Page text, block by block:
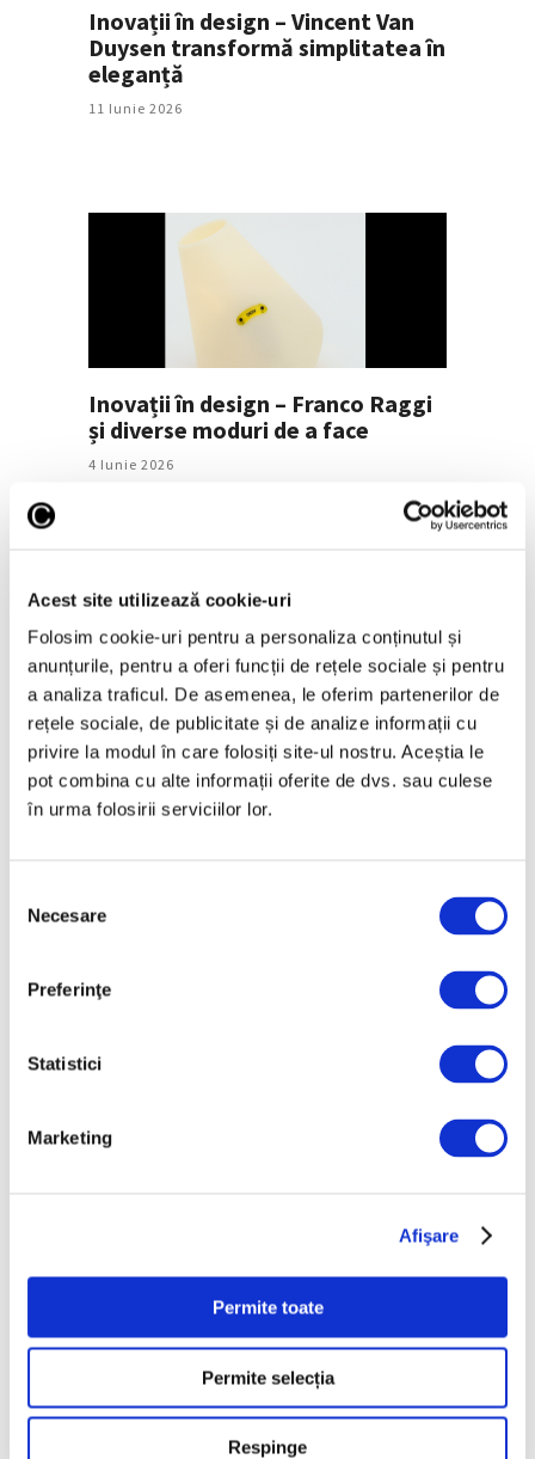
Acest site utilizează cookie-uri
Folosim cookie-uri pentru a personaliza conținutul și
anunțurile, pentru a oferi funcții de rețele sociale și pentru
a analiza traficul. De asemenea, le oferim partenerilor de
rețele sociale, de publicitate și de analize informații cu
privire la modul în care folosiți site-ul nostru. Aceștia le
pot combina cu alte informații oferite de dvs. sau culese
în urma folosirii serviciilor lor.
consimțământului
Necesare
Preferinţe
Statistici
Marketing
Afişare
Permite toate
Permite selecția
Respinge
Inovații în design – Vincent Van
Duysen transformă simplitatea în
eleganță
11 Iunie 2026
Inovații în design – Franco Raggi
și diverse moduri de a face
4 Iunie 2026
Articole recente
Reinterpretare
contemporană a operei
lui Brâncuși, în expoziție
de artă urbană la
Belgrad
7 August 2026
Societate
Urmăreşte-ne pe